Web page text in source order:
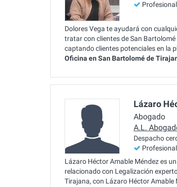
Dolores Vega te ayudará con
tratar con clientes de San
captando clientes potenciales en la
Oficina en San Bartolomé de
Lázaro
Abogado
A.L.
Despacho
Lázaro Héctor Amable Méndez es
relacionado con Legalización
Tirajana, con Lázaro Héctor Amable